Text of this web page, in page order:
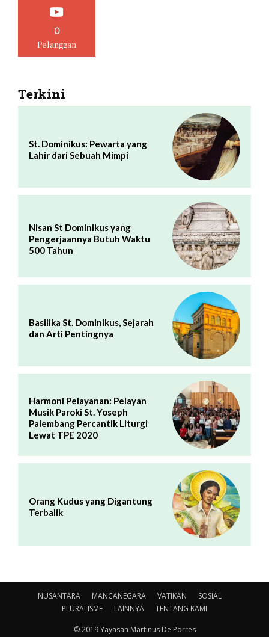
0
Pelanggan
Terkini
St. Dominikus: Pewarta yang
Lahir dari Sebuah Mimpi
Nisan St Dominikus yang
Pengerjaannya Butuh Waktu
500 Tahun
Basilika St. Dominikus, Sejarah
dan Arti Pentingnya
Harmoni Pelayanan: Pelayan
Musik Paroki St. Yoseph
Palembang Percantik Liturgi
Lewat TPE 2020
Orang Kudus yang Digantung
Terbalik
NUSANTARA MANCANEGARA VATIKAN
SOSIAL
PLURALISME
LAINNYA TENTANG KAMI
© 2019 Yayasan Martinus De Porres